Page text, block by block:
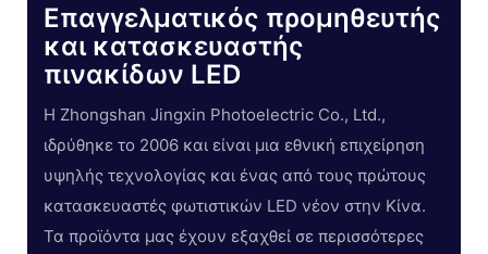
Επαγγελματικός προμηθευτής
και κατασκευαστής
πινακίδων LED
Η Zhongshan Jingxin Photoelectric Co., Ltd.,
ιδρύθηκε το 2006 και είναι μια εθνική επιχείρηση
υψηλής τεχνολογίας και ένας από τους πρώτους
κατασκευαστές φωτιστικών LED νέον στην Κίνα.
Τα προϊόντα μας έχουν εξαχθεί σε περισσότερες